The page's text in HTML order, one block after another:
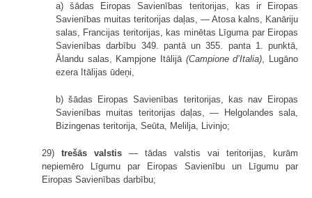
a) šādas Eiropas Savienības teritorijas, kas ir Eiropas
Savienības muitas teritorijas daļas, — Atosa kalns, Kanāriju
salas, Francijas teritorijas, kas minētas Līguma par Eiropas
Savienības darbību 349. pantā un 355. panta 1. punktā,
Ālandu salas, Kampjone Itālijā (Campione d’Italia), Lugāno
ezera Itālijas ūdeņi,
b) šādas Eiropas Savienības teritorijas, kas nav Eiropas
Savienības muitas teritorijas daļas, — Helgolandes sala,
Bizingenas teritorija, Seūta, Melilja, Livinjo;
29) trešās valstis — tādas valstis vai teritorijas, kurām
nepiemēro Līgumu par Eiropas Savienību un Līgumu par
Eiropas Savienības darbību;